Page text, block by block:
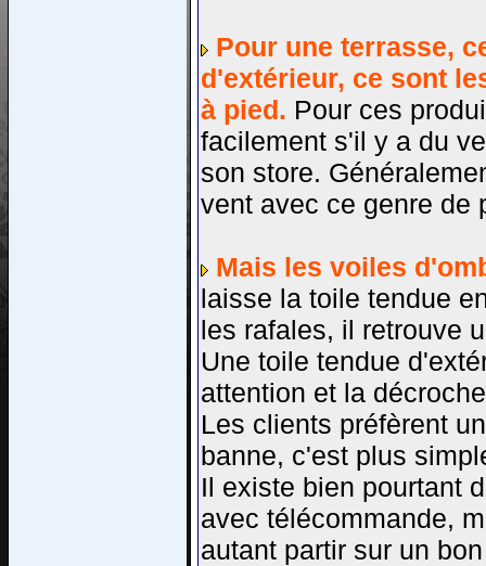
Pour une terrasse,
d'extérieur, ce sont
à pied. Pour ces
facilement s'il y a du
son store.
vent avec ce genre de
Mais les voiles
laisse la toile tendue
les rafales, il retrouve
Une toile tendue
attention et la
Les clients préfèrent
banne, c'est plus
Il existe bien pourtant
avec télécommande,
autant partir sur un